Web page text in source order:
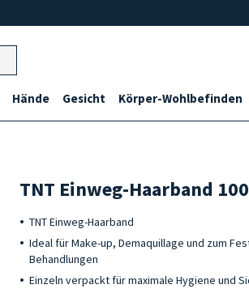
Hände Gesicht Körper-Wohlbefinden
TNT Einweg-Haarband
TNT Einweg-Haarband
Ideal für Make-up, Demaquillage und zum
Behandlungen
Einzeln verpackt für maximale Hygiene und